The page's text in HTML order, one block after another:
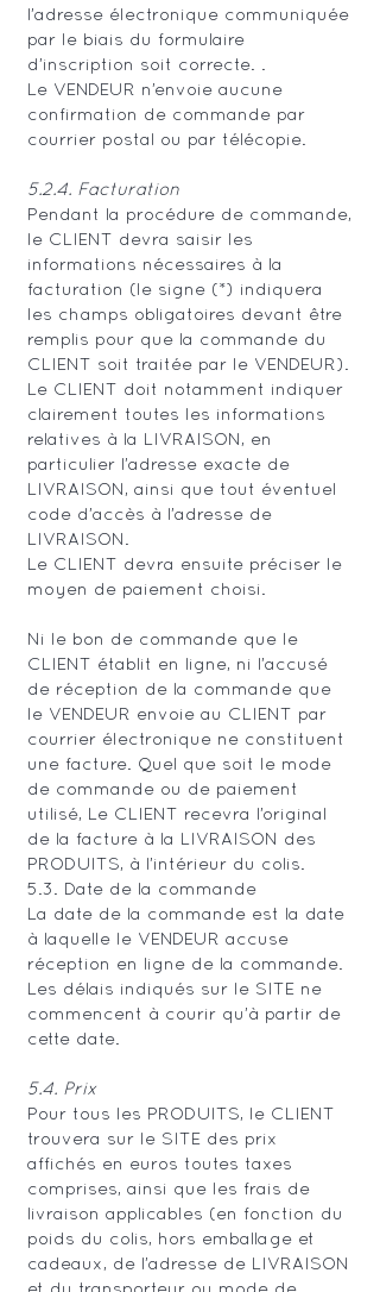
l’adresse électronique communiquée
par le biais du formulaire
d’inscription soit correcte. .
Le VENDEUR n’envoie aucune
confirmation de commande par
courrier postal ou par télécopie.
5.2.4. Facturation
Pendant la procédure de commande,
le CLIENT devra saisir les
informations nécessaires à la
facturation (le signe (*) indiquera
les champs obligatoires devant être
remplis pour que la commande du
CLIENT soit traitée par le VENDEUR).
Le CLIENT doit notamment indiquer
clairement toutes les informations
relatives à la LIVRAISON, en
particulier l’adresse exacte de
LIVRAISON, ainsi que tout éventuel
code d’accès à l’adresse de
LIVRAISON.
Le CLIENT devra ensuite préciser le
moyen de paiement choisi.
Ni le bon de commande que le
CLIENT établit en ligne, ni l’accusé
de réception de la commande que
le VENDEUR envoie au CLIENT par
courrier électronique ne constituent
une facture. Quel que soit le mode
de commande ou de paiement
utilisé, Le CLIENT recevra l’original
de la facture à la LIVRAISON des
PRODUITS, à l’intérieur du colis.
5.3. Date de la commande
La date de la commande est la date
à laquelle le VENDEUR accuse
réception en ligne de la commande.
Les délais indiqués sur le SITE ne
commencent à courir qu’à partir de
cette date.
5.4. Prix
Pour tous les PRODUITS, le CLIENT
trouvera sur le SITE des prix
affichés en euros toutes taxes
comprises, ainsi que les frais de
livraison applicables (en fonction du
poids du colis, hors emballage et
cadeaux, de l’adresse de LIVRAISON